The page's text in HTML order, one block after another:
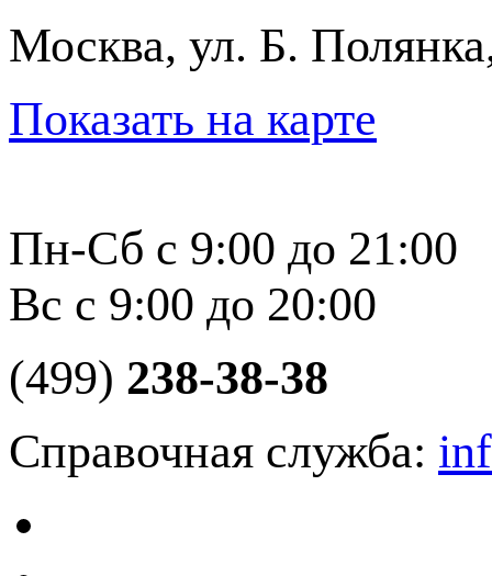
Москва, ул. Б.
Показать на карте
Пн-Сб с 9:00 до 21:00
Вс с 9:00 до 20:00
(499) 238-38-38
Справочная служба: